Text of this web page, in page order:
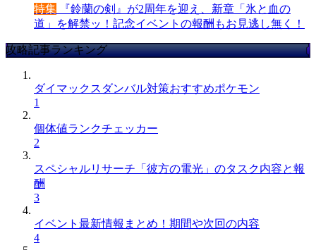
特集 『鈴蘭の剣』が2周年を迎え、新章「氷と血の
道」を解禁ッ！記念イベントの報酬もお見逃し無く！
攻略記事ランキング
ダイマックスダンバル対策おすすめポケモン
1
個体値ランクチェッカー
2
スペシャルリサーチ「彼方の電光」のタスク内容と報
酬
3
イベント最新情報まとめ！期間や次回の内容
4